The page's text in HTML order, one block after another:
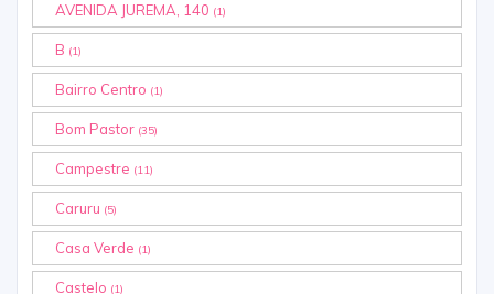
AVENIDA JUREMA, 140 (1)
B (1)
Bairro Centro (1)
Bom Pastor (35)
Campestre (11)
Caruru (5)
Casa Verde (1)
Castelo (1)